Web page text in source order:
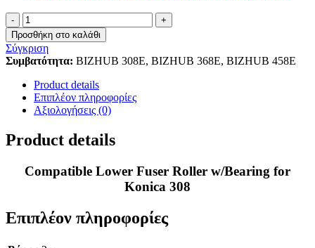
Lower
Fuser
Roller
Konica
308
ποσότητα
Προσθήκη στο καλάθι
Σύγκριση
Συμβατότητα: BIZHUB 308E, BIZHUB 368E, BIZHUB 458E
Product details
Επιπλέον πληροφορίες
Αξιολογήσεις (0)
Product details
Compatible Lower Fuser Roller w/Bearing for
Konica 308
Επιπλέον πληροφορίες